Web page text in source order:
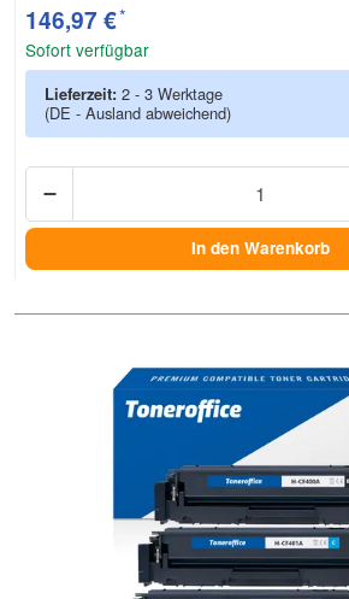
146,97 €*
Sofort verfügbar
Lieferzeit: 2 - 3 Werktage
(DE - Ausland abweichend)
In den Warenkorb